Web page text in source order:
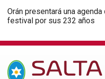
Orán presentará una
festival por sus 232 años